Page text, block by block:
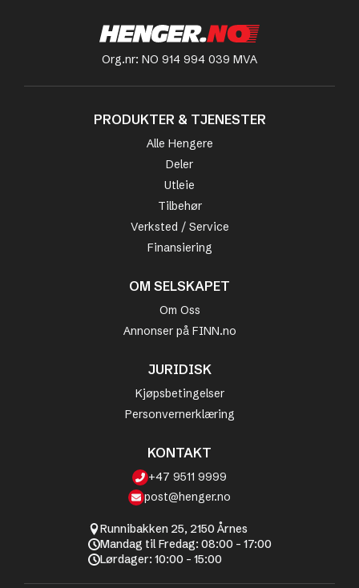
Org.nr: NO 914 994 039 MVA
PRODUKTER & TJENESTER
Alle Hengere
Deler
Utleie
Tilbehør
Verksted / Service
Finansiering
OM SELSKAPET
Om Oss
Annonser på FINN.no
JURIDISK
Kjøpsbetingelser
Personvernerklæring
KONTAKT
+47 9511 9999
post@henger.no
Runnibakken 25, 2150 Årnes
Mandag til Fredag: 08:00 - 17:00
Lørdager: 10:00 - 15:00